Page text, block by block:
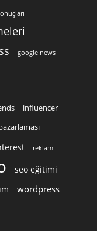
google news
influencer
reklam
seo eğitimi
wordpress